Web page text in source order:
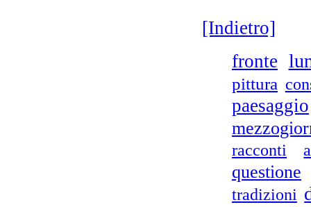
[Indietro]
fronte
pittura
paesaggio
racconti
questione
tradizioni